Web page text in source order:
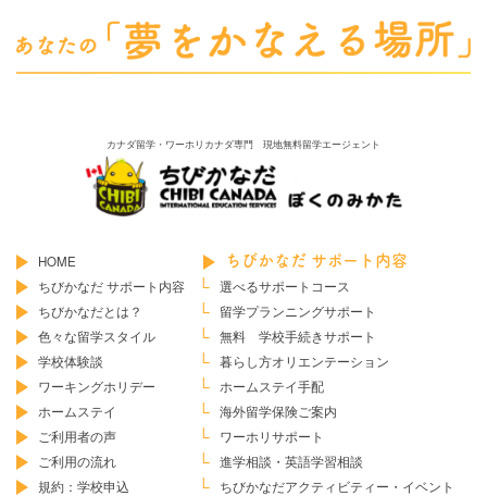
カナダ留学・ワーホリカナダ専門 現地無料留学エージェント
HOME
ちびかなだ サポート内容
ちびかなだとは？
色々な留学スタイル
学校体験談
ワーキングホリデー
ホームステイ
ご利用者の声
ご利用の流れ
規約：学校申込
ちびかなだ サポート内容
選べるサポートコース
留学プランニングサポート
無料 学校手続きサポート
暮らし方オリエンテーション
ホームステイ手配
海外留学保険ご案内
ワーホリサポート
進学相談・英語学習相談
ちびかなだアクティビティー・イベント